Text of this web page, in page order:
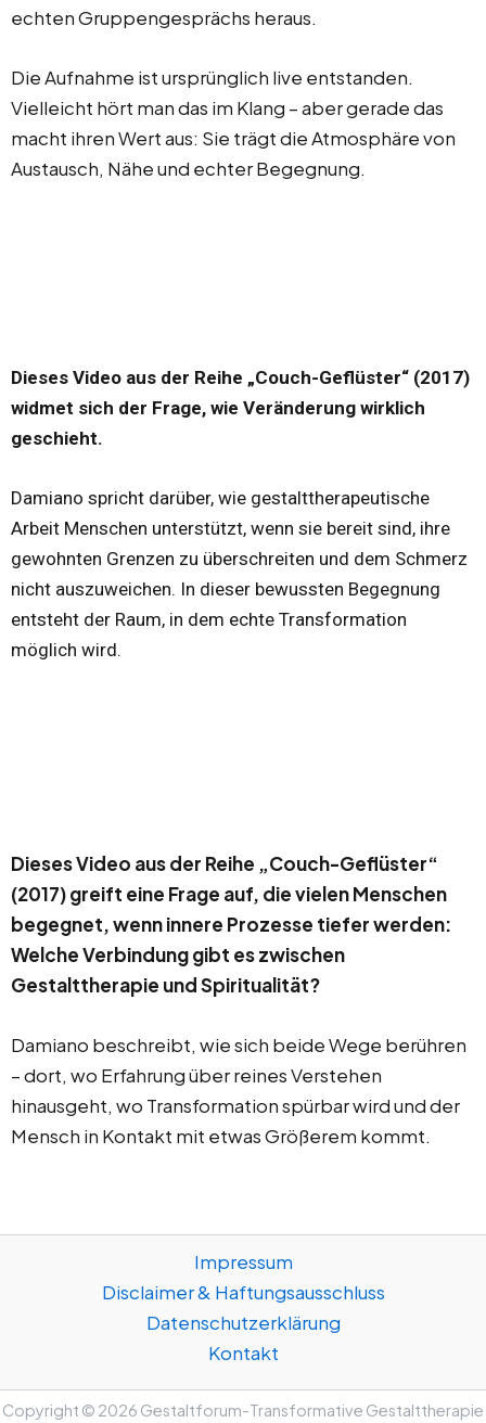
echten Gruppengesprächs heraus.
Die Aufnahme ist ursprünglich live entstanden.
Vielleicht hört man das im Klang – aber gerade das
macht ihren Wert aus: Sie trägt die Atmosphäre von
Austausch, Nähe und echter Begegnung.
Dieses Video aus der Reihe „Couch-Geflüster“ (2017)
widmet sich der Frage, wie Veränderung wirklich
geschieht.
Damiano spricht darüber, wie gestalttherapeutische
Arbeit Menschen unterstützt, wenn sie bereit sind, ihre
gewohnten Grenzen zu überschreiten und dem Schmerz
nicht auszuweichen. In dieser bewussten Begegnung
entsteht der Raum, in dem echte Transformation
möglich wird.
Dieses Video aus der Reihe „Couch-Geflüster“
(2017) greift eine Frage auf, die vielen Menschen
begegnet, wenn innere Prozesse tiefer werden:
Welche Verbindung gibt es zwischen
Gestalttherapie und Spiritualität?
Damiano beschreibt, wie sich beide Wege berühren
– dort, wo Erfahrung über reines Verstehen
hinausgeht, wo Transformation spürbar wird und der
Mensch in Kontakt mit etwas Größerem kommt.
Impressum
Disclaimer & Haftungsausschluss
Datenschutzerklärung
Kontakt
Copyright © 2026 Gestaltforum-Transformative Gestalttherapie